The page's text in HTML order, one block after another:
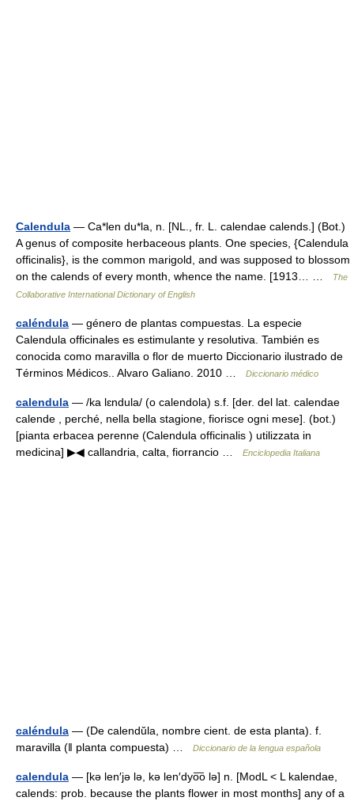
Calendula — Ca*len du*la, n. [NL., fr. L. calendae calends.] (Bot.)
A genus of composite herbaceous plants. One species, {Calendula
officinalis}, is the common marigold, and was supposed to blossom
on the calends of every month, whence the name. [1913… …
The
Collaborative International Dictionary of English
caléndula — género de plantas compuestas. La especie
Calendula officinales es estimulante y resolutiva. También es
conocida como maravilla o flor de muerto Diccionario ilustrado de
Términos Médicos.. Alvaro Galiano. 2010 …
Diccionario médico
calendula — /ka lɛndula/ (o calendola) s.f. [der. del lat. calendae
calende , perché, nella bella stagione, fiorisce ogni mese]. (bot.)
[pianta erbacea perenne (Calendula officinalis ) utilizzata in
medicina] ▶◀ callandria, calta, fiorrancio …
Enciclopedia Italiana
caléndula — (De calendŭla, nombre cient. de esta planta). f.
maravilla (ǁ planta compuesta) …
Diccionario de la lengua española
calendula — [kə len′jə lə, kə len′dyo͞o lə] n. [ModL < L kalendae,
calends: prob. because the plants flower in most months] any of a